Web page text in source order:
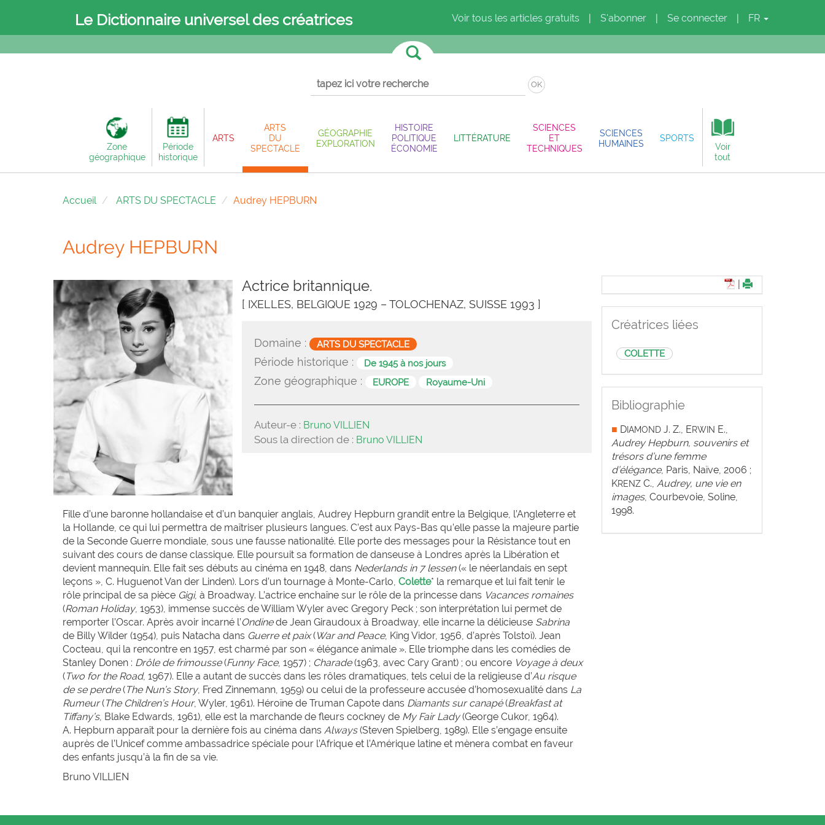
Le Dictionnaire universel des créatrices Voir tous les articles gratuits S'abonner Se connecter FR
OK
Zone
géographique
Période
historique
ARTS
ARTS
DU
SPECTACLE
GÉOGRAPHIE
EXPLORATION
HISTOIRE
POLITIQUE
ÉCONOMIE
LITTÉRATURE
SCIENCES
ET
TECHNIQUES
SCIENCES
HUMAINES
SPORTS
Voir
tout
Accueil ARTS DU SPECTACLE Audrey HEPBURN
Audrey HEPBURN
Actrice britannique.
[ IXELLES, BELGIQUE 1929 – TOLOCHENAZ, SUISSE 1993 ]
Domaine : ARTS DU SPECTACLE
Période historique : De 1945 à nos jours
Zone géographique : EUROPE Royaume-Uni
Auteur-e : Bruno VILLIEN
Sous la direction de : Bruno VILLIEN
Fille d’une baronne hollandaise et d’un banquier anglais, Audrey Hepburn grandit entre la Belgique, l’Angleterre et
la Hollande, ce qui lui permettra de maîtriser plusieurs langues. C’est aux Pays-Bas qu’elle passe la majeure partie
de la Seconde Guerre mondiale, sous une fausse nationalité. Elle porte des messages pour la Résistance tout en
suivant des cours de danse classique. Elle poursuit sa formation de danseuse à Londres après la Libération et
devient mannequin. Elle fait ses débuts au cinéma en 1948, dans Nederlands in 7 lessen(« le néerlandais en sept
leçons », C. Huguenot Van der Linden). Lors d’un tournage à Monte-Carlo, Colette* la remarque et lui fait tenir le
rôle principal de sa pièce Gigi, à Broadway. L’actrice enchaîne sur le rôle de la princesse dans Vacances romaines
(Roman Holiday, 1953), immense succès de William Wyler avec Gregory Peck ; son interprétation lui permet de
remporter l’Oscar. Après avoir incarné l’Ondinede Jean Giraudoux à Broadway, elle incarne la délicieuse Sabrina
de Billy Wilder (1954), puis Natacha dans Guerre et paix(War and Peace, King Vidor, 1956, d’après Tolstoï). Jean
Cocteau, qui la rencontre en 1957, est charmé par son « élégance animale ». Elle triomphe dans les comédies de
Stanley Donen : Drôle de frimousse(Funny Face, 1957) ; Charade(1963, avec Cary Grant) ; ou encore Voyage à deux
(Two for the Road, 1967). Elle a autant de succès dans les rôles dramatiques, tels celui de la religieuse d’Au risque
de se perdre(The Nun’s Story, Fred Zinnemann, 1959) ou celui de la professeure accusée d’homosexualité dans La
Rumeur(The Children’s Hour, Wyler, 1961). Héroïne de Truman Capote dans Diamants sur canapé(Breakfast at
Tiffany’s, Blake Edwards, 1961), elle est la marchande de fleurs cockney de My Fair Lady(George Cukor, 1964).
A. Hepburn apparaît pour la dernière fois au cinéma dans Always(Steven Spielberg, 1989). Elle s’engage ensuite
auprès de l’Unicef comme ambassadrice spéciale pour l’Afrique et l’Amérique latine et mènera combat en faveur
des enfants jusqu’à la fin de sa vie.
Bruno VILLIEN
Créatrices liées
COLETTE
Bibliographie
■ DIAMONDJ. Z., ERWIN E.,
Audrey Hepburn, souvenirs et
trésors d’une femme
d’élégance, Paris, Naïve, 2006 ;
KRENZC., Audrey, une vie en
images, Courbevoie, Soline,
1998.